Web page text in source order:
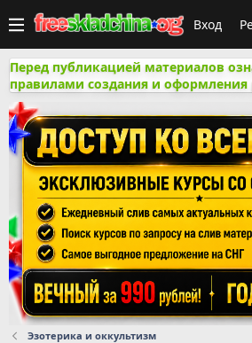
Вход
Перед публикацией материалов
правилами создания и оформления
Эзотерика и оккультизм